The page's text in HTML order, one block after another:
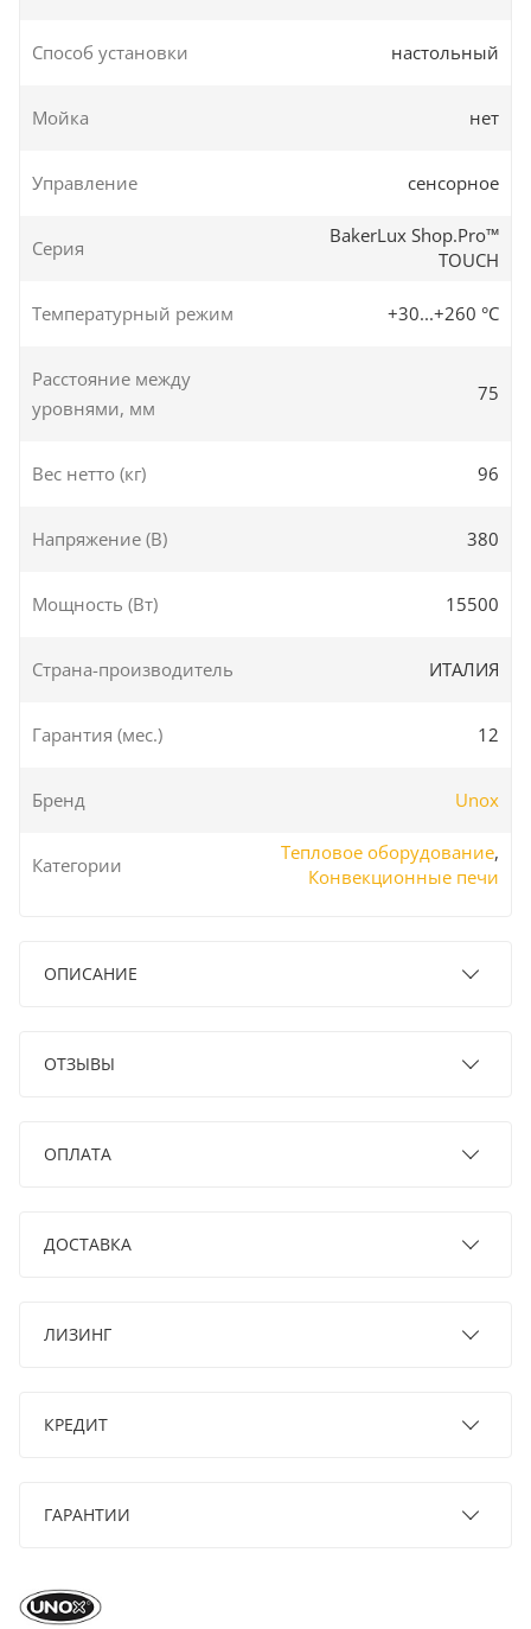
Способ установки настольный
Мойка нет
Управление сенсорное
Серия
BakerLux Shop.Pro™
TOUCH
Температурный режим +30...+260 °C
Расстояние между
уровнями, мм
75
Вес нетто (кг) 96
Напряжение (В) 380
Мощность (Вт) 15500
Страна-производитель ИТАЛИЯ
Гарантия (мес.) 12
Бренд Unox
Категории
Тепловое оборудование,
Конвекционные печи
ОПИСАНИЕ
ОТЗЫВЫ
ОПЛАТА
ДОСТАВКА
ЛИЗИНГ
КРЕДИТ
ГАРАНТИИ